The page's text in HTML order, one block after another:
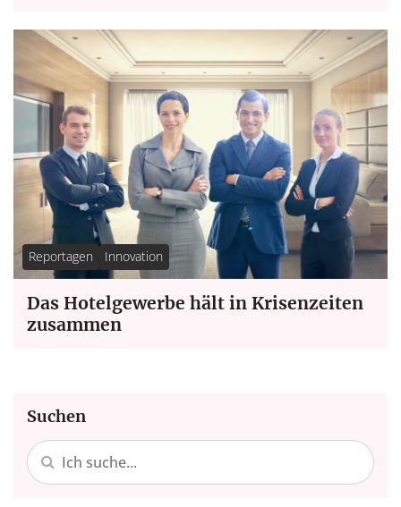
Reportagen Innovation
Das Hotelgewerbe hält in Krisenzeiten
zusammen
Suchen